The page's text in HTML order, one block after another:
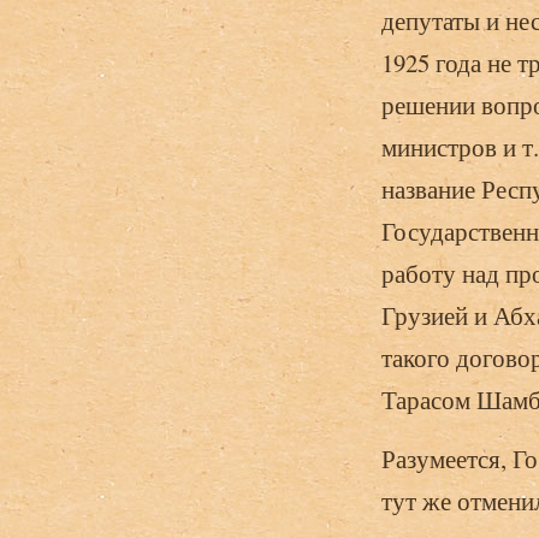
депутаты и
1925 года не
решении
министров и
название
работу над
Грузией и
такого
Тарасом
Разумеется,
тут же